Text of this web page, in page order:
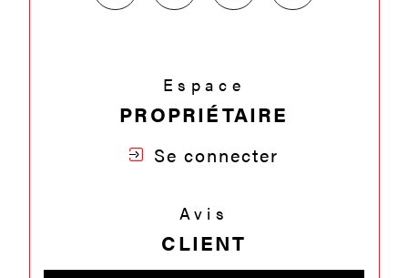
Espace
PROPRIÉTAIRE
Se connecter
Avis
CLIENT